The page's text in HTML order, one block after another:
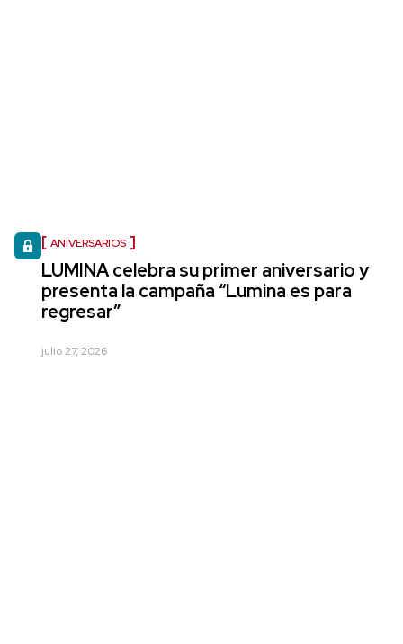
ANIVERSARIOS
LUMINA celebra su primer aniversario y
presenta la campaña “Lumina es para
regresar”
julio 27, 2026